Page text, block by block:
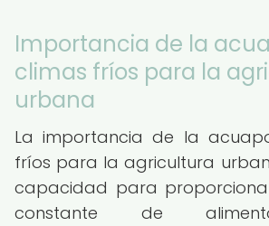
Importancia de la
climas fríos para la
urbana
La importancia de la
fríos para la agricultura
capacidad para
constante de